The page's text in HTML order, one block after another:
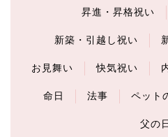
昇進・昇格祝い
新築・引越し祝い
お見舞い 快気祝い
命日 法事 ペット
父の日